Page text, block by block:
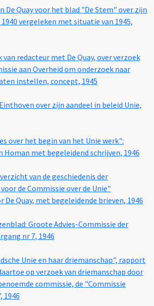
De Quay voor het blad "De Stem" over zijn
vergeleken met situatie van 1945,
van redacteur met De Quay, over verzoek
aan Overheid om onderzoek naar
instellen, concept, 1945
over zijn aandeel in beleid Unie,
over het begin van het Unie werk":
Homan met begeleidend schrijven, 1946
van de geschiedenis der
de Commissie over de Unie"
De Quay, met begeleidende brieven, 1946
Groote Advies-Commissie der
nr 7, 1946
Unie en haar driemanschap", rapport
op verzoek van driemanschap door
commissie, de "Commissie
1946